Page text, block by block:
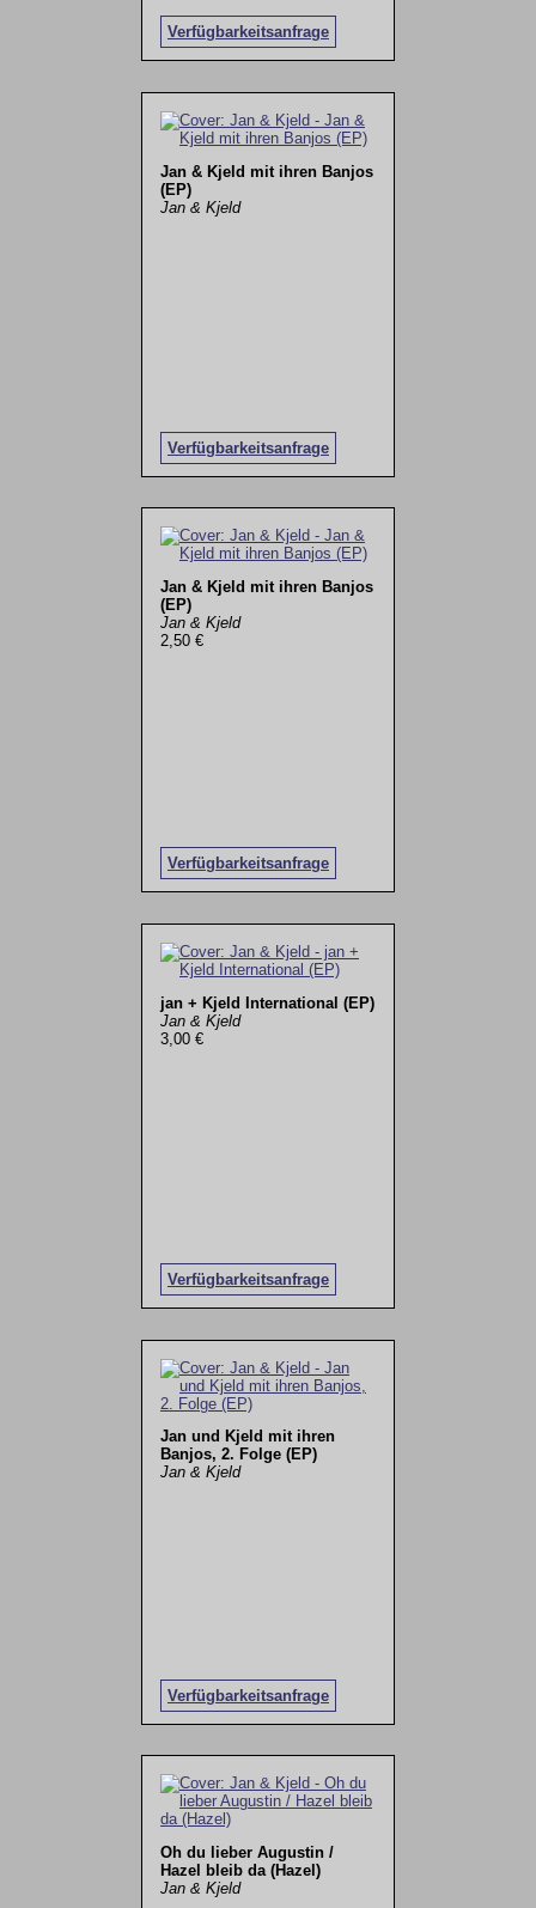
Verfügbarkeitsanfrage
Jan & Kjeld mit ihren Banjos
(EP)
Jan & Kjeld
Verfügbarkeitsanfrage
Jan & Kjeld mit ihren Banjos
(EP)
Jan & Kjeld
2,50 €
Verfügbarkeitsanfrage
jan + Kjeld International (EP)
Jan & Kjeld
3,00 €
Verfügbarkeitsanfrage
Jan und Kjeld mit ihren
Banjos, 2. Folge (EP)
Jan & Kjeld
Verfügbarkeitsanfrage
Oh du lieber Augustin /
Hazel bleib da (Hazel)
Jan & Kjeld